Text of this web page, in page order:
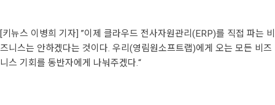
[키뉴스 이병희 기자] ”이제 클라우드 전사자원관리(ERP)를 직접 파는 비
즈니스는 안하겠다는 것이다. 우리(영림원소프트랩)에게 오는 모든 비즈
니스 기회를 동반자에게 나눠주겠다.“